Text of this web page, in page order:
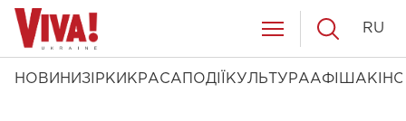
НОВИНИ ЗІРКИ КРАСА ПОДІЇ КУЛЬТУРААФІША КІНО
RU